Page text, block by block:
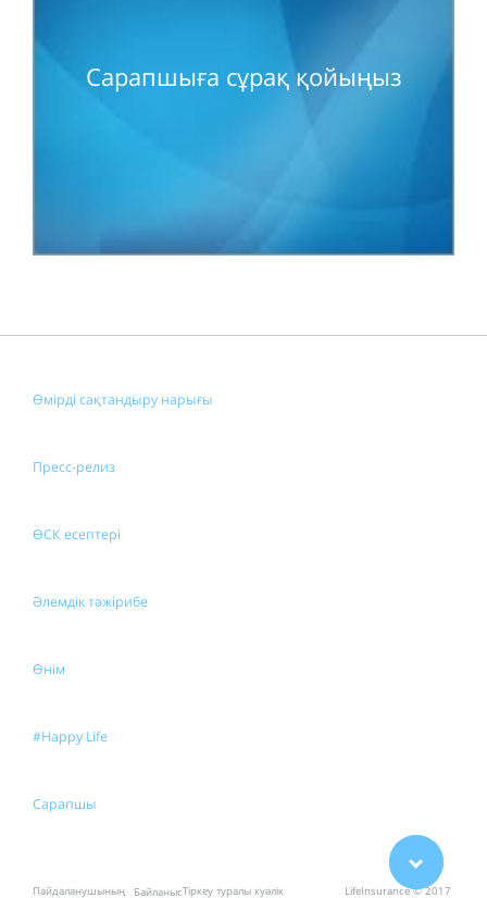
Сарапшыға сұрақ қойыңыз
Өмірді сақтандыру нарығы
Пресс-релиз
ӨСК есептері
Әлемдік тәжірибе
Өнім
#Happy Life
Сарапшы
Пайдаланушының БайланысТіркеу туралы куәлік LifeInsurance © 2017